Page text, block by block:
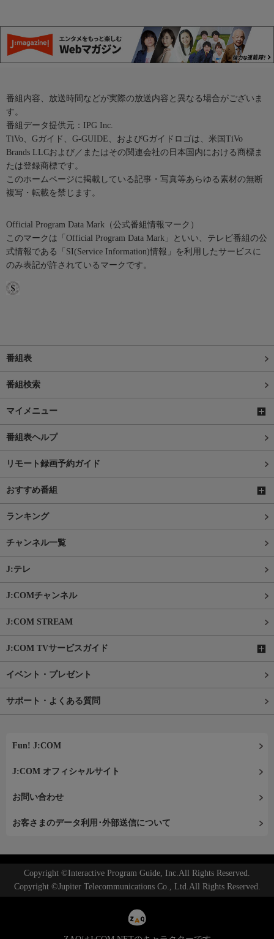
番組内容、放送時間などが実際の放送内容と異なる場合がございま
す。
番組データ提供元：IPG Inc.
TiVo、Gガイド、G-GUIDE、およびGガイドロゴは、米国TiVo
Brands LLCおよび／またはその関連会社の日本国内における商標ま
たは登録商標です。
このホームページに掲載している記事・写真等あらゆる素材の無断
複写・転載を禁じます。
Official Program Data Mark（公式番組情報マーク）
このマークは「Official Program Data Mark」といい、テレビ番組の公
式情報である「SI(Service Information)情報」を利用したサービスに
のみ表記が許されているマークです。
番組表
番組検索
マイメニュー
番組表ヘルプ
リモート録画予約ガイド
おすすめ番組
ランキング
チャンネル一覧
J:テレ
J:COMチャンネル
J:COM STREAM
J:COM TVサービスガイド
イベント・プレゼント
サポート・よくある質問
Fun! J:COM
J:COM オフィシャルサイト
お問い合わせ
お客さまのデータ利用･外部送信について
Copyright ©Interactive Program Guide, Inc.All Rights Reserved.
Copyright ©Jupiter Telecommunications Co., Ltd.All Rights Reserved.